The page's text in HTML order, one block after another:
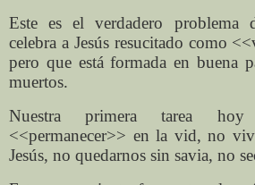
Este es el verdadero problema
celebra a Jesús resucitado como
pero que está formada en buena
muertos.
Nuestra primera tarea
<<permanecer>> en la vid, no
Jesús, no quedarnos sin savia, no